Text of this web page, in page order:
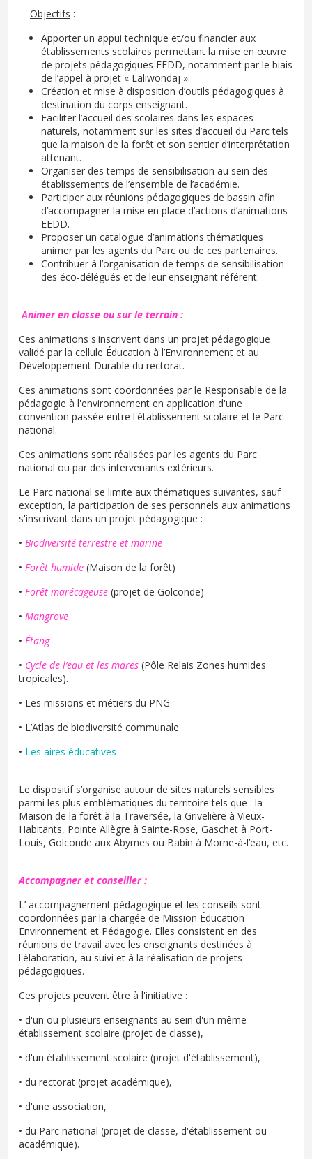
Objectifs :
Apporter un appui technique et/ou financier aux
établissements scolaires permettant la mise en œuvre
de projets pédagogiques EEDD, notamment par le biais
de l’appel à projet « Laliwondaj ».
Création et mise à disposition d’outils pédagogiques à
destination du corps enseignant.
Faciliter l’accueil des scolaires dans les espaces
naturels, notamment sur les sites d’accueil du Parc tels
que la maison de la forêt et son sentier d’interprétation
attenant.
Organiser des temps de sensibilisation au sein des
établissements de l’ensemble de l’académie.
Participer aux réunions pédagogiques de bassin afin
d’accompagner la mise en place d’actions d’animations
EEDD.
Proposer un catalogue d’animations thématiques
animer par les agents du Parc ou de ces partenaires.
Contribuer à l’organisation de temps de sensibilisation
des éco-délégués et de leur enseignant référent.
Animer en classe ou sur le terrain :
Ces animations s'inscrivent dans un projet pédagogique
validé par la cellule Éducation à l’Environnement et au
Développement Durable du rectorat.
Ces animations sont coordonnées par le Responsable de la
pédagogie à l'environnement en application d'une
convention passée entre l'établissement scolaire et le Parc
national.
Ces animations sont réalisées par les agents du Parc
national ou par des intervenants extérieurs.
Le Parc national se limite aux thématiques suivantes, sauf
exception, la participation de ses personnels aux animations
s'inscrivant dans un projet pédagogique :
• Biodiversité terrestre et marine
• Forêt humide (Maison de la forêt)
• Forêt marécageuse (projet de Golconde)
• Mangrove
• Étang
• Cycle de l’eau et les mares (Pôle Relais Zones humides
tropicales).
• Les missions et métiers du PNG
• L’Atlas de biodiversité communale
• Les aires éducatives
Le dispositif s’organise autour de sites naturels sensibles
parmi les plus emblématiques du territoire tels que : la
Maison de la forêt à la Traversée, la Grivelière à Vieux-
Habitants, Pointe Allègre à Sainte-Rose, Gaschet à Port-
Louis, Golconde aux Abymes ou Babin à Morne-à-l’eau, etc.
Accompagner et conseiller :
L’ accompagnement pédagogique et les conseils sont
coordonnées par la chargée de Mission Éducation
Environnement et Pédagogie. Elles consistent en des
réunions de travail avec les enseignants destinées à
l'élaboration, au suivi et à la réalisation de projets
pédagogiques.
Ces projets peuvent être à l'initiative :
• d'un ou plusieurs enseignants au sein d'un même
établissement scolaire (projet de classe),
• d'un établissement scolaire (projet d'établissement),
• du rectorat (projet académique),
• d'une association,
• du Parc national (projet de classe, d'établissement ou
académique).